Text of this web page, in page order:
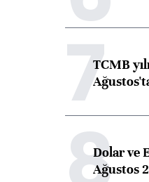
7TCMB
Dolar ve
Ağustos